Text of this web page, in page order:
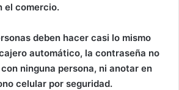
el comercio.
deben hacer casi lo mismo
automático, la contraseña no
ninguna persona, ni anotar en
celular por seguridad.